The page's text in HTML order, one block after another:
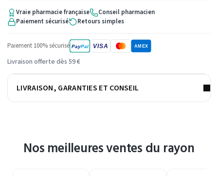
Vraie pharmacie française
Conseil pharmacien
Paiement sécurisé
Retours simples
Paiement 100% sécurisé PayPal VISA AMEX
Livraison offerte dès 59 €
LIVRAISON, GARANTIES ET CONSEIL
Nos meilleures ventes du rayon